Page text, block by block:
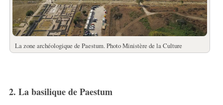
La zone archéologique de Paestum. Photo Ministère de la Culture
2. La basilique de Paestum